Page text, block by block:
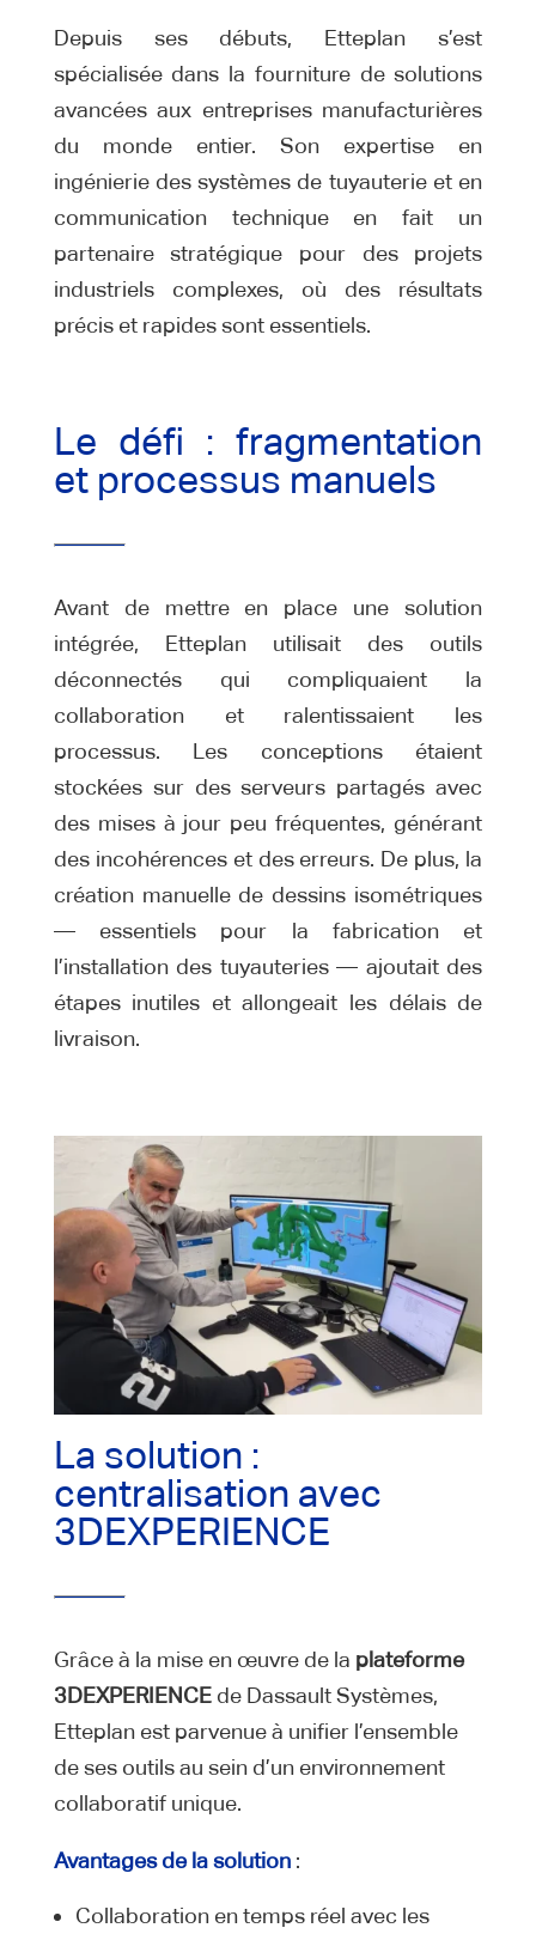
Depuis ses débuts, Etteplan s’est
spécialisée dans la fourniture de solutions
avancées aux entreprises manufacturières
du monde entier. Son expertise en
ingénierie des systèmes de tuyauterie et en
communication technique en fait un
partenaire stratégique pour des projets
industriels complexes, où des résultats
précis et rapides sont essentiels.
Le défi : fragmentation
et processus manuels
Avant de mettre en place une solution
intégrée, Etteplan utilisait des outils
déconnectés qui compliquaient la
collaboration et ralentissaient les
processus. Les conceptions étaient
stockées sur des serveurs partagés avec
des mises à jour peu fréquentes, générant
des incohérences et des erreurs. De plus, la
création manuelle de dessins isométriques
— essentiels pour la fabrication et
l’installation des tuyauteries — ajoutait des
étapes inutiles et allongeait les délais de
livraison.
La solution :
centralisation avec
3DEXPERIENCE
Grâce à la mise en œuvre de la plateforme
3DEXPERIENCEde Dassault Systèmes,
Etteplan est parvenue à unifier l’ensemble
de ses outils au sein d’un environnement
collaboratif unique.
Avantages de la solution :
Collaboration en temps réel avec les